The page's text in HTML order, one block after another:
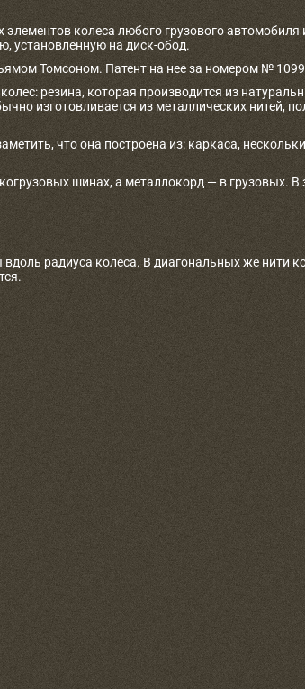
колеса любого грузового автомобиля
установленную на диск-обод.
Томсоном. Патент на нее за номером №
резина, которая производится из
изготовливается из металлических нитей,
что она построена из: каркаса,
шинах, а металлокорд — в грузовых. В
радиуса колеса. В диагональных же нити